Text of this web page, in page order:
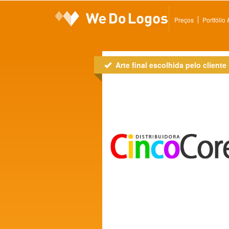
Preços Portfólio
Arte final escolhida pelo cliente